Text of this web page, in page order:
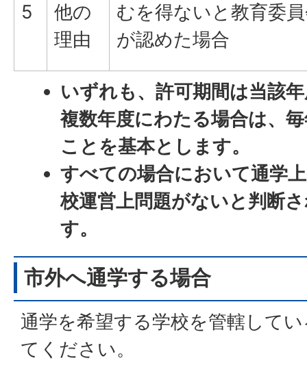
5
他の
理由
むを得ないと教育委
が認めた場合
いずれも、許可期間は当該
複数年度にわたる場合は、
ことを基本とします。
すべての場合において通学
校運営上問題がないと判断
す。
市外へ通学する場合
通学を希望する学校を管轄して
てください。